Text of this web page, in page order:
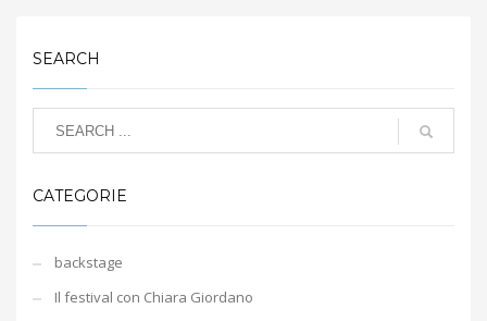
SEARCH
CATEGORIE
backstage
Il festival con Chiara Giordano